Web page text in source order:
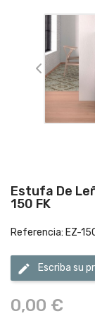
Estufa De
150 FK
Referencia: EZ-
edit Escriba su
0,00 €